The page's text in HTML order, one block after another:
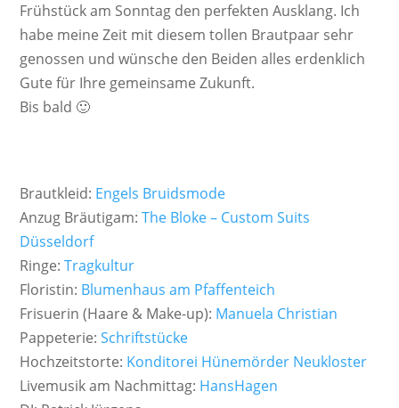
Frühstück am Sonntag den perfekten Ausklang. Ich
habe meine Zeit mit diesem tollen Brautpaar sehr
genossen und wünsche den Beiden alles erdenklich
Gute für Ihre gemeinsame Zukunft.
Bis bald 🙂
Brautkleid: Engels Bruidsmode
Anzug Bräutigam:The Bloke – Custom Suits
Düsseldorf
Ringe:Tragkultur
Floristin: Blumenhaus am Pfaffenteich
Frisuerin (Haare & Make-up): Manuela Christian
Pappeterie:Schriftstücke
Hochzeitstorte: Konditorei Hünemörder Neukloster
Livemusik am Nachmittag: HansHagen